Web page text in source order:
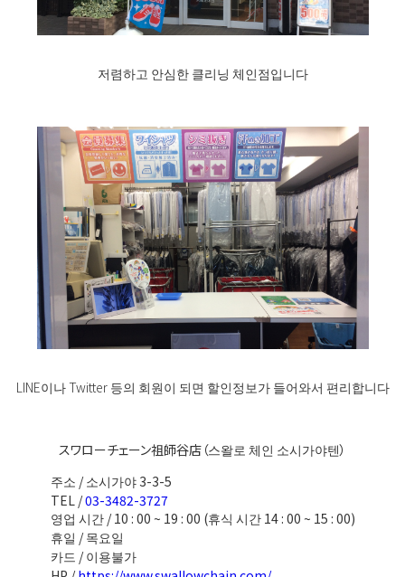
저렴하고 안심한 클리닝 체인점입니다
LINE이나 Twitter 등의 회원이 되면 할인정보가 들어와서 편리합니다
スワローチェーン祖師谷店（스왈로 체인 소시가야텐）
주소 / 소시가야 3-3-5
TEL /03-3482-3727
영업 시간 / 10 : 00 ~ 19 : 00 (휴식 시간 14 : 00 ~ 15 : 00)
휴일 / 목요일
카드 / 이용불가